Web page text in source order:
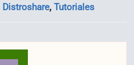
Distroshare, Tutoriales